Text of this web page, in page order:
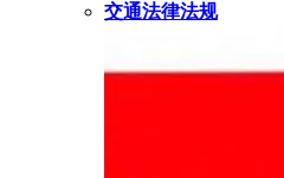
交通法律法规